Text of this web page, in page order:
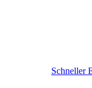
Schneller